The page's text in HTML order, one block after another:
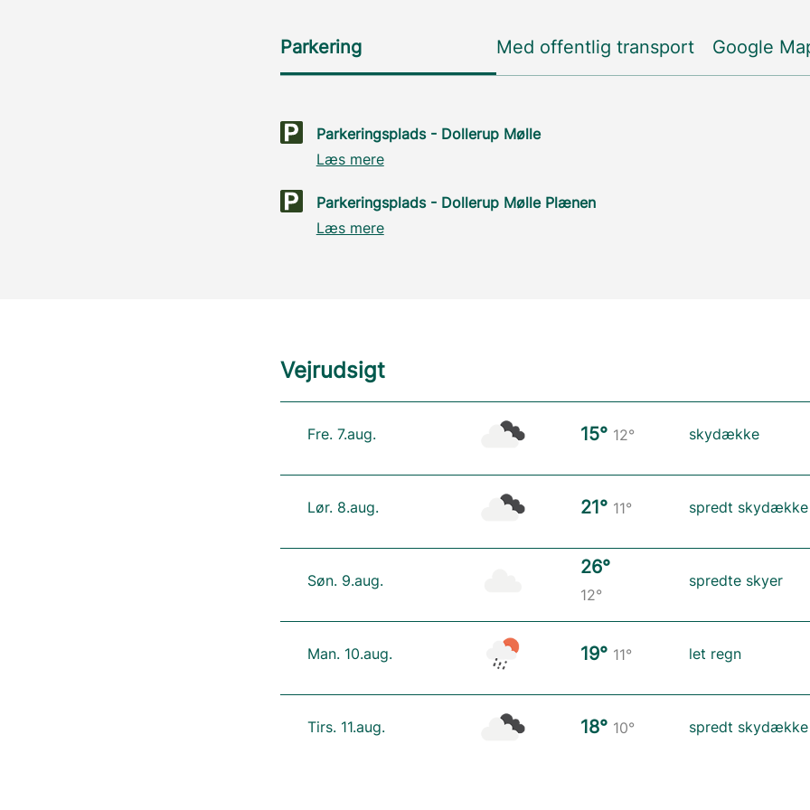
Parkering Med offentlig transport Google
Parkeringsplads - Dollerup Mølle
Læs mere
Parkeringsplads - Dollerup Mølle Plænen
Læs mere
Vejrudsigt
Fre. 7.aug. 15° 12° skydække
Lør. 8.aug. 21° 11° spredt skydække
Søn. 9.aug.
26°
12°
spredte skyer
Man. 10.aug. 19° 11° let regn
Tirs. 11.aug. 18° 10° spredt skydække